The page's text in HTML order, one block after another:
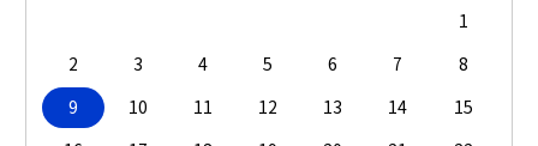
1
2
3 4 5 6 7
8
9
10 11 12 13 14
15